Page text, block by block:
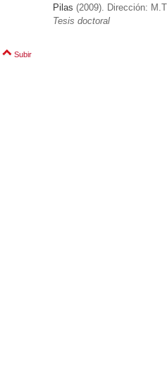
Pilas (2009). Dirección:
Tesis doctoral
Subir